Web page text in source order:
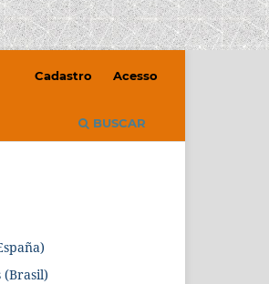
BUSCAR
Cadastro Acesso
(Brasil)